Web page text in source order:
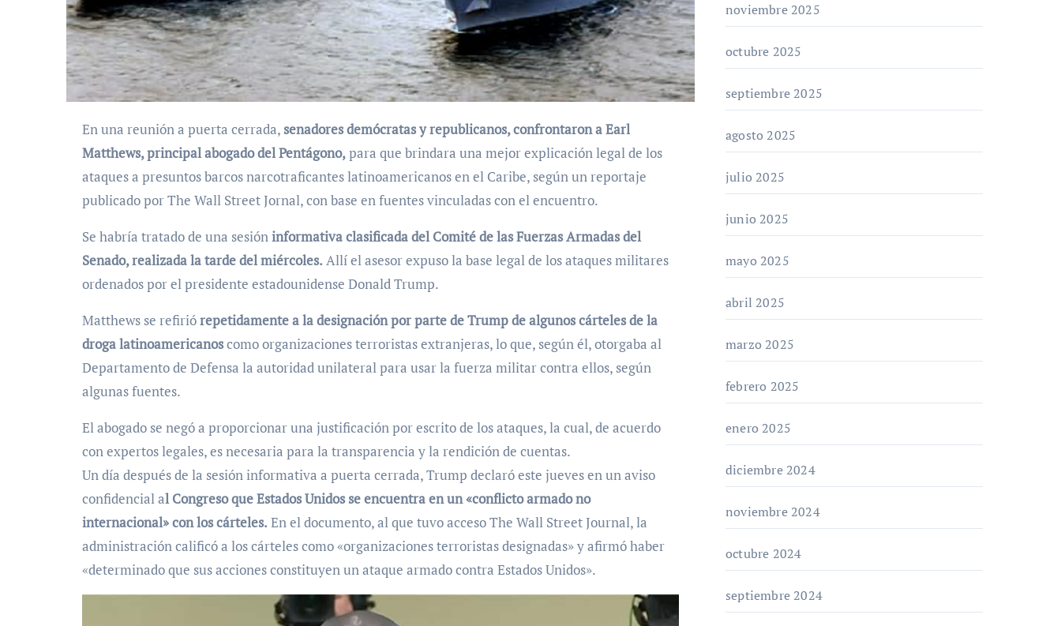
En una reunión a puerta cerrada, senadores demócratas y republicanos, confrontaron a Earl
Matthews, principal abogado del Pentágono,para que brindara una mejor explicación legal de los
ataques a presuntos barcos narcotraficantes latinoamericanos en el Caribe, según un reportaje
publicado por The Wall Street Jornal, con base en fuentes vinculadas con el encuentro.
Se habría tratado de una sesióninformativa clasificada del Comité de las Fuerzas Armadas del
Senado, realizada la tarde del miércoles. Allí el asesor expuso la base legal de los ataques militares
ordenados por el presidente estadounidense Donald Trump.
Matthews se refiriórepetidamente a la designación por parte de Trump de algunos cárteles de la
droga latinoamericanoscomo organizaciones terroristas extranjeras, lo que, según él, otorgaba al
Departamento de Defensa la autoridad unilateral para usar la fuerza militar contra ellos, según
algunas fuentes.
El abogado se negó a proporcionar una justificación por escrito de los ataques, la cual, de acuerdo
con expertos legales, es necesaria para la transparencia y la rendición de cuentas.
Un día después de la sesión informativa a puerta cerrada, Trump declaró este jueves en un aviso
confidencial al Congreso que Estados Unidos se encuentra en un «conflicto armado no
internacional» con los cárteles. En el documento, al que tuvo acceso The Wall Street Journal, la
administración calificó a los cárteles como «organizaciones terroristas designadas» y afirmó haber
«determinado que sus acciones constituyen un ataque armado contra Estados Unidos».
noviembre 2025
octubre 2025
septiembre 2025
agosto 2025
julio 2025
junio 2025
mayo 2025
abril 2025
marzo 2025
febrero 2025
enero 2025
diciembre 2024
noviembre 2024
octubre 2024
septiembre 2024